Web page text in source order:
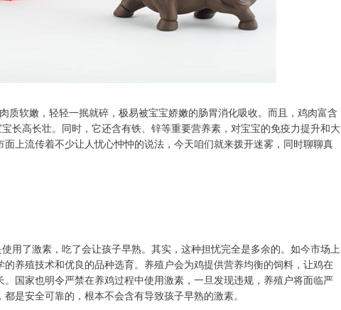
质软嫩，轻轻一抿就碎，极易被宝宝娇嫩的肠胃消化吸收。而且，鸡肉富含
长高长壮。同时，它还含有铁、锌等重要营养素，对宝宝的免疫力提升和大
上流传着不少让人忧心忡忡的说法，今天咱们就来拨开迷雾，同时聊聊真
用了激素，吃了会让孩子早熟。其实，这种担忧完全是多余的。如今市场上
养殖技术和优良的品种选育。养殖户会为鸡提供营养均衡的饲料，让鸡在
国家也明令严禁在养鸡过程中使用激素，一旦发现违规，养殖户将面临严
是安全可靠的，根本不会含有导致孩子早熟的激素。